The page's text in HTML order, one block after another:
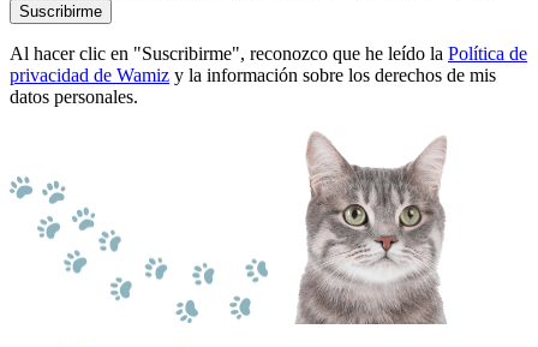
Suscribirme
Al hacer clic en "Suscribirme", reconozco que he leído la Política de
privacidad de Wamiz y la información sobre los derechos de mis
datos personales.